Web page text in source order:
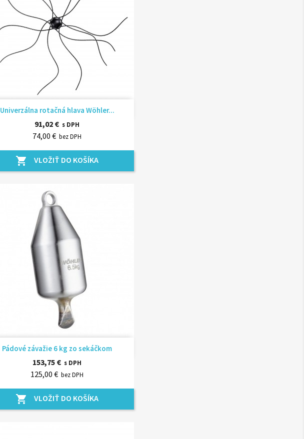
Univerzálna rotačná hlava Wöhler...
91,02 € s DPH
74,00 € bez DPH
shopping_cart VLOŽIŤ DO KOŠÍKA
 Rýchly náhľad
Pádové závažie 6 kg zo sekáčkom
153,75 € s DPH
125,00 € bez DPH
shopping_cart VLOŽIŤ DO KOŠÍKA
Rýchly náhľad